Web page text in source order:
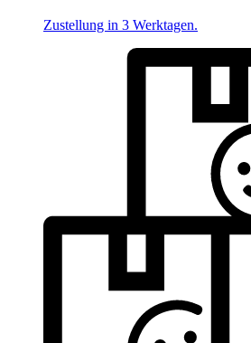
Zustellung in 3 Werktagen.